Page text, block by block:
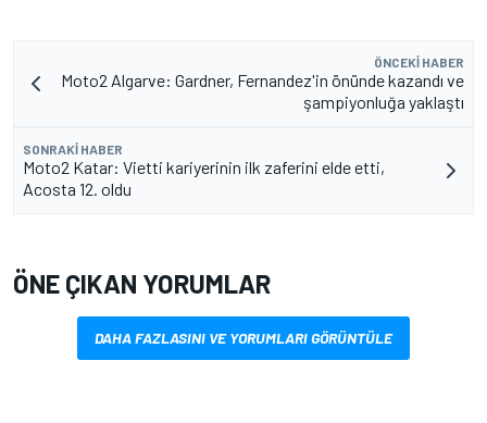
ÖNCEKI HABER
Moto2 Algarve: Gardner, Fernandez'in önünde kazandı ve
şampiyonluğa yaklaştı
SONRAKI HABER
Moto2 Katar: Vietti kariyerinin ilk zaferini elde etti,
Acosta 12. oldu
ÖNE ÇIKAN YORUMLAR
DAHA FAZLASINI VE YORUMLARI GÖRÜNTÜLE